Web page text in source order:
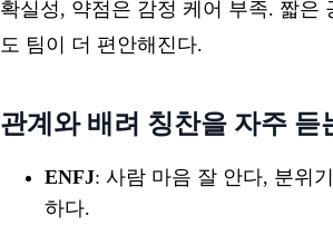
확실성, 약점은 감정 케어 부족. 짧은
도 팀이 더 편안해진다.
관계와 배려 칭찬을 자주 듣
ENFJ: 사람 마음 잘 안다, 분위
하다.